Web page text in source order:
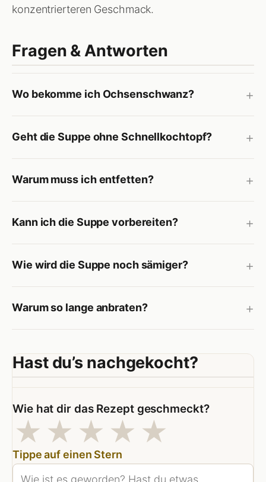
konzentrierteren Geschmack.
Fragen & Antworten
Wo bekomme ich Ochsenschwanz?
Geht die Suppe ohne Schnellkochtopf?
Warum muss ich entfetten?
Kann ich die Suppe vorbereiten?
Wie wird die Suppe noch sämiger?
Warum so lange anbraten?
Hast du’s nachgekocht?
Wie hat dir das Rezept geschmeckt?
★
★ 4 Sterne
★ 3 Sterne
★ 2 Sterne
★ 1 Sterne
Tippe auf einen Stern